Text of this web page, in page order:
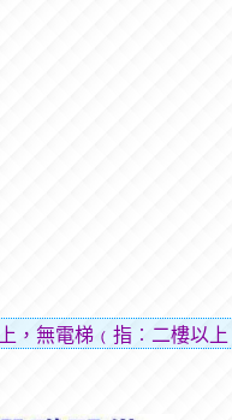
﹙指︰二樓以上﹚需補貼